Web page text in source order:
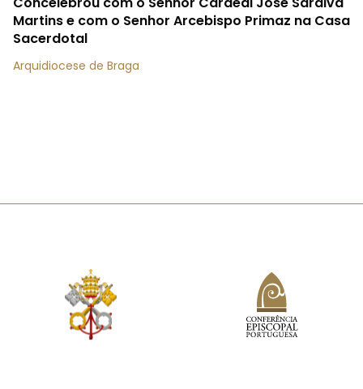
Martins e com o Senhor Arcebispo Primaz na Casa
Sacerdotal
Arquidiocese de Braga